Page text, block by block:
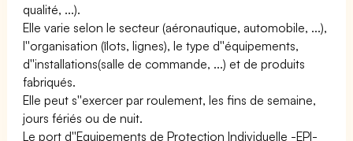
qualité, ...).
Elle varie selon le secteur (aéronautique, automobile, ...),
l''organisation (îlots, lignes), le type d''équipements,
d''installations(salle de commande, ...) et de produits
fabriqués.
Elle peut s''exercer par roulement, les fins de semaine,
jours fériés ou de nuit.
Le port d''Equipements de Protection Individuelle -EPI-